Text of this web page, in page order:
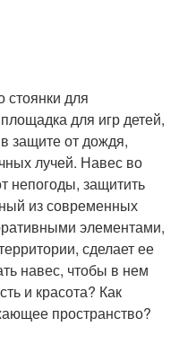
стоянки для
для игр детей,
защите от дождя,
лучей. Навес во
непогоды, защитить
из современных
элементами,
сделает ее
навес, чтобы в нем
и красота? Как
пространство?